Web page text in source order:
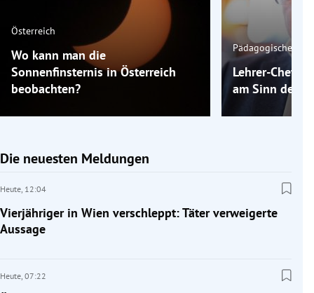
Österreich
Wo kann man die
Sonnenfinsternis in Österreich
beobachten?
Pädagogische
Lehrer-Chef
am Sinn der
Die neuesten Meldungen
Heute, 12:04
Vierjähriger in Wien verschleppt: Täter verweigerte
Aussage
Heute, 07:22